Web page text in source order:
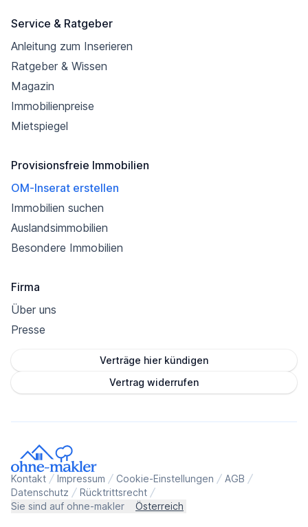
Service & Ratgeber
Anleitung zum Inserieren
Ratgeber & Wissen
Magazin
Immobilienpreise
Mietspiegel
Provisionsfreie Immobilien
OM-Inserat erstellen
Immobilien suchen
Auslandsimmobilien
Besondere Immobilien
Firma
Über uns
Presse
Verträge hier kündigen
Vertrag widerrufen
Kontakt Impressum Cookie-Einstellungen
AGB
Datenschutz
Rücktrittsrecht
Sie sind auf ohne-makler
Österreich